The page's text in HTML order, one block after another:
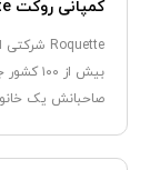
کمپانی روکت Roquette، بازار مواد اولیه و رقبای آن
صاحبانش یک